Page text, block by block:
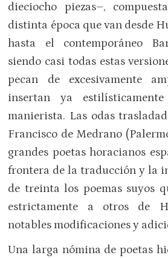
dieciocho piezas–,
distinta época que van desde
hasta el contemporáneo
siendo casi todas estas
pecan de excesivamente
insertan ya
manierista. Las odas
Francisco de Medrano
grandes poetas horacianos
frontera de la traducción y la
de treinta los poemas suyos
estrictamente a otros de
notables modificaciones y
Una larga nómina de poetas